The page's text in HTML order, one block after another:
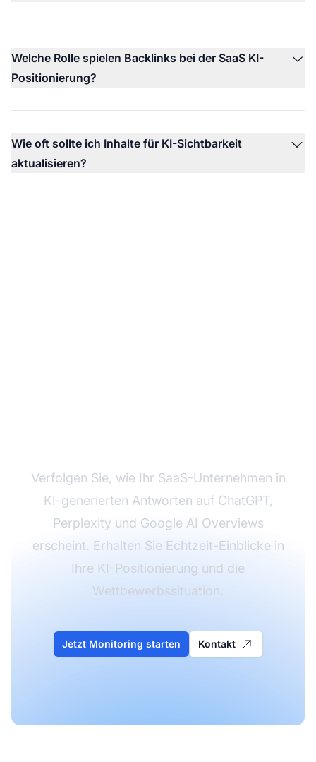
Welche Rolle spielen Backlinks bei der SaaS KI-
Positionierung?
Wie oft sollte ich Inhalte für KI-Sichtbarkeit
aktualisieren?
Verfolgen Sie, wie Ihr SaaS-Unternehmen in
KI-generierten Antworten auf ChatGPT,
Perplexity und Google AI Overviews
erscheint. Erhalten Sie Echtzeit-Einblicke in
Ihre KI-Positionierung und die
Wettbewerbssituation.
Jetzt Monitoring starten Kontakt